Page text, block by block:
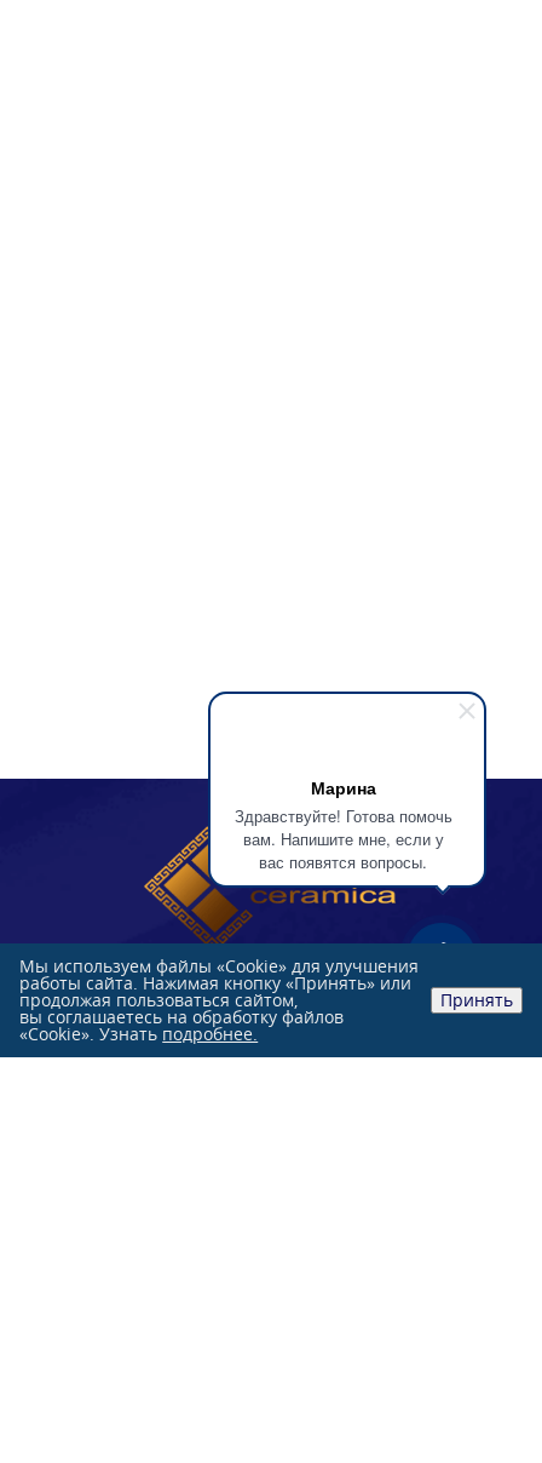
Марина
Здравствуйте! Готова помочь
вам. Напишите мне, если у
вас появятся вопросы.
Розничные продажи:
Мы используем файлы «Cookie» для улучшения
работы сайта. Нажимая кнопку «Принять» или
продолжая пользоваться сайтом,
вы соглашаетесь на обработку файлов
«Cookie». Узнать подробнее.
Принять